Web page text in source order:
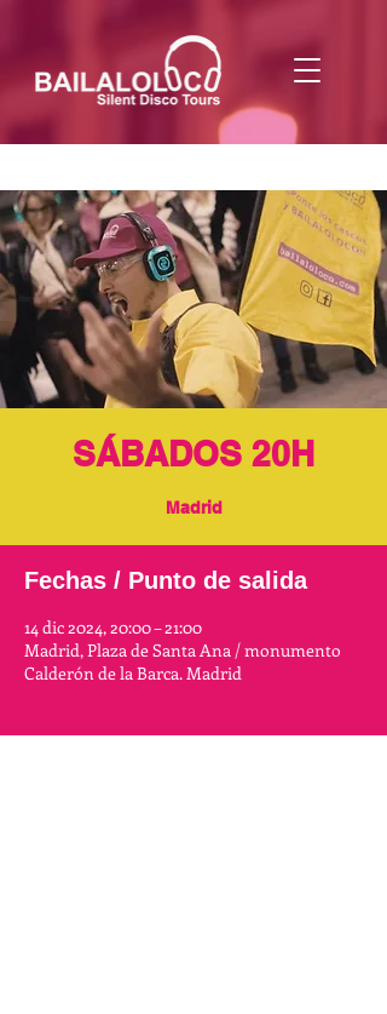
SÁBADOS 20H
Madrid
Fechas / Punto de salida
14 dic 2024, 20:00 – 21:00
Madrid, Plaza de Santa Ana / monumento
Calderón de la Barca. Madrid